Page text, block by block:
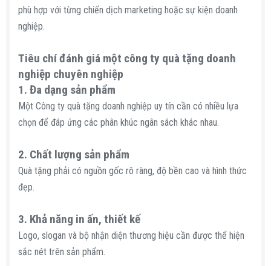
phù hợp với từng chiến dịch marketing hoặc sự kiện doanh
nghiệp.
Tiêu chí đánh giá một công ty quà tặng doanh
nghiệp chuyên nghiệp​
1. Đa dạng sản phẩm​
Một Công ty quà tặng doanh nghiệp uy tín cần có nhiều lựa
chọn để đáp ứng các phân khúc ngân sách khác nhau.
2. Chất lượng sản phẩm​
Quà tặng phải có nguồn gốc rõ ràng, độ bền cao và hình thức
đẹp.
3. Khả năng in ấn, thiết kế​
Logo, slogan và bộ nhận diện thương hiệu cần được thể hiện
sắc nét trên sản phẩm.